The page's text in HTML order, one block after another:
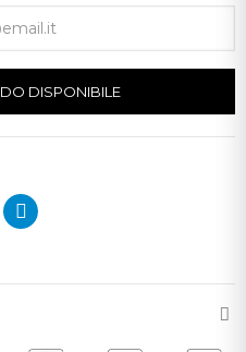
DISPONIBILE